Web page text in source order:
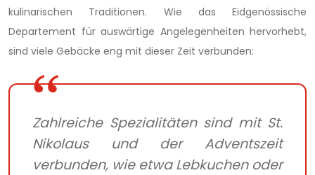
kulinarischen Traditionen. Wie das Eidgenössische
Departement für auswärtige Angelegenheiten hervorhebt,
sind viele Gebäcke eng mit dieser Zeit verbunden:
Zahlreiche Spezialitäten sind mit St.
Nikolaus und der Adventszeit
verbunden, wie etwa Lebkuchen oder